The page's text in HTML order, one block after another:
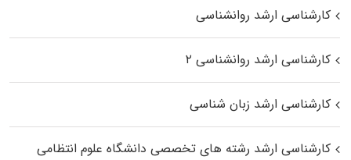
کارشناسی ارشد روانشناسی
کارشناسی ارشد روانشناسی ۲
کارشناسی ارشد زبان شناسی
کارشناسی ارشد رﺷﺘﻪ ﻫﺎی تخصصی داﻧﺸﮕﺎه ﻋﻠﻮم انتظامی